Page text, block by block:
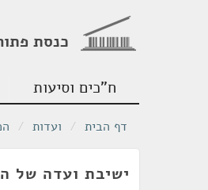
כנסת
ח"כים וסיעות
דף הבית / ועדות /
ישיבת ועדה של הכנסת ה-18